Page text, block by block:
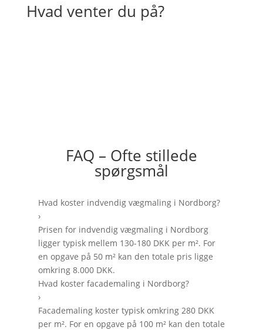
Hvad venter du på?
FAQ – Ofte stillede
spørgsmål
Hvad koster indvendig vægmaling i Nordborg?
›
Prisen for indvendig vægmaling i Nordborg
ligger typisk mellem 130-180 DKK per m². For
en opgave på 50 m² kan den totale pris ligge
omkring 8.000 DKK.
Hvad koster facademaling i Nordborg?
›
Facademaling koster typisk omkring 280 DKK
per m². For en opgave på 100 m² kan den totale